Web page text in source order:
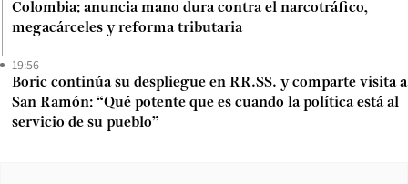
Colombia: anuncia mano dura contra el narcotráfico,
megacárceles y reforma tributaria
19:56
Boric continúa su despliegue en RR.SS. y comparte visita a
San Ramón: “Qué potente que es cuando la política está al
servicio de su pueblo”